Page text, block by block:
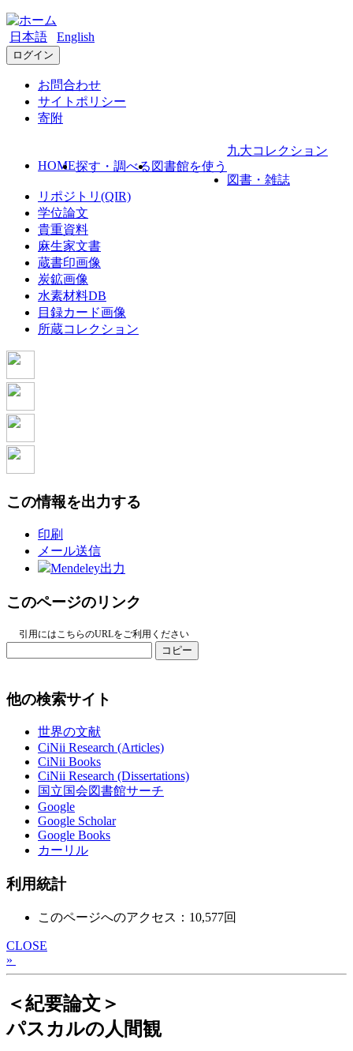
日本語 English
ログイン
お問合わせ
サイトポリシー
寄附
HOME探す・調べる 図書館を使う
九大コレクション
図書・雑誌
リポジトリ(QIR)
学位論文
貴重資料
麻生家文書
蔵書印画像
炭鉱画像
水素材料DB
目録カード画像
所蔵コレクション
この情報を出力する
印刷
メール送信
Mendeley出力
このページのリンク
引用にはこちらのURLをご利用ください
コピー
他の検索サイト
世界の文献
CiNii Research (Articles)
CiNii Books
CiNii Research (Dissertations)
国立国会図書館サーチ
Google
Google Scholar
Google Books
カーリル
利用統計
このページへのアクセス：10,577回
CLOSE
»
＜紀要論文＞
パスカルの人間観